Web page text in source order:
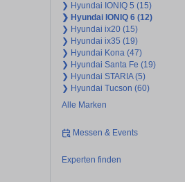
❯ Hyundai IONIQ 5 (15)
❯ Hyundai IONIQ 6 (12)
❯ Hyundai ix20 (15)
❯ Hyundai ix35 (19)
❯ Hyundai Kona (47)
❯ Hyundai Santa Fe (19)
❯ Hyundai STARIA (5)
❯ Hyundai Tucson (60)
Alle Marken
Messen & Events
Experten finden